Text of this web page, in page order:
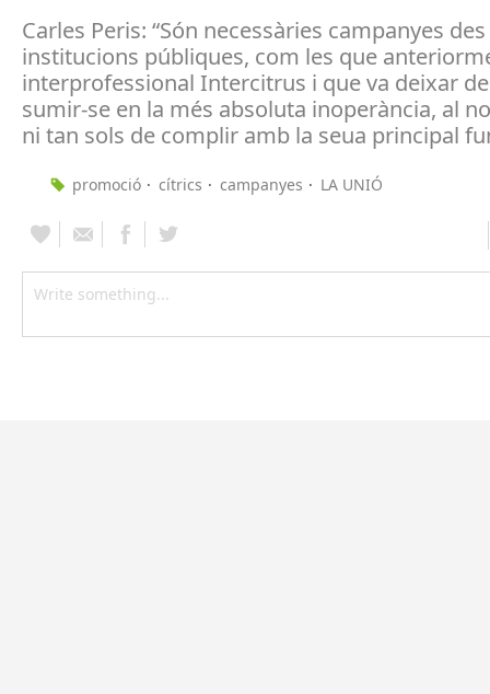
Carles Peris: “Són necessàries campanyes
institucions públiques, com les que
interprofessional Intercitrus i que va deixar
sumir-se en la més absoluta inoperància, al
ni tan sols de complir amb la seua principal
promoció cítrics campanyes LA UNIÓ